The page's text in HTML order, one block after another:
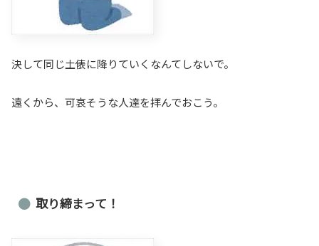
決して同じ土俵に降りていくなんてしないで。
遠くから、可哀そうな人達を拝んでおこう。
取り締まって！